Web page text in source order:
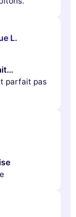
L.
parfait pas